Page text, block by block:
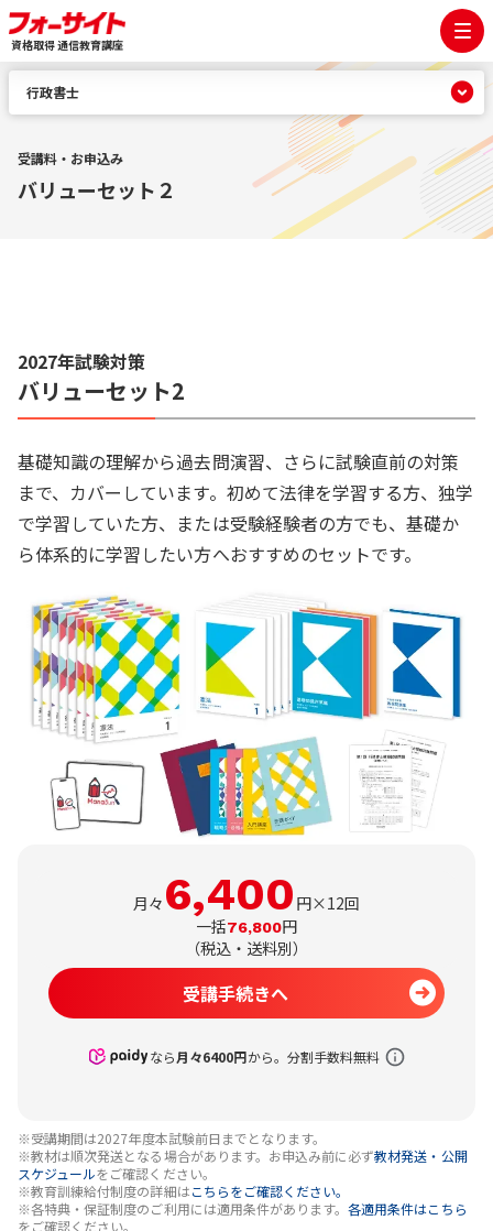
資格取得 通信教育講座
受講料・お申込み
バリューセット２
2027年試験対策
バリューセット2
基礎知識の理解から過去問演習、さらに試験直前の対策
まで、カバーしています。初めて法律を学習する方、独学
で学習していた方、または受験経験者の方でも、基礎か
ら体系的に学習したい方へおすすめのセットです。
月々 6,400 円×12回
一括76,800円
（税込・送料別）
受講手続きへ
なら月々6400円から。分割手数料無料
※受講期間は2027年度本試験前日までとなります。
※教材は順次発送となる場合があります。お申込み前に必ず教材発送・公開
スケジュールをご確認ください。
※教育訓練給付制度の詳細はこちらをご確認ください。
※各特典・保証制度のご利用には適用条件があります。各適用条件はこちら
をご確認ください。
行政書士